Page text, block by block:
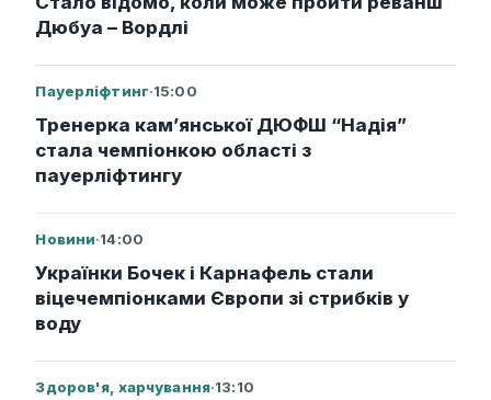
Дюбуа – Вордлі
Пауерліфтинг·15:00
Тренерка кам’янської ДЮФШ “Надія”
стала чемпіонкою області з
пауерліфтингу
Новини·14:00
Українки Бочек і Карнафель стали
віцечемпіонками Європи зі стрибків у
воду
Здоров'я, харчування·13:10